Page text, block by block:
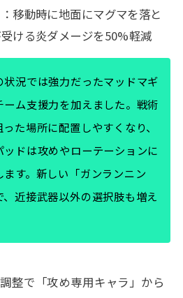
移動時に地面にマグマを落と
ける炎ダメージを50%軽減
況では強力だったマッドマギ
ム支援力を加えました。戦術
た場所に配置しやすくなり、
ドは攻めやローテーションに
す。新しい「ガンランニン
近接武器以外の選択肢も増え
整で「攻め専用キャラ」から